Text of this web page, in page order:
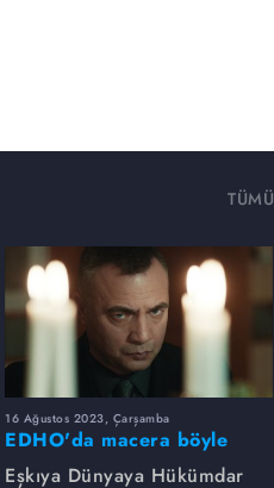
TÜMÜ
16 Ağustos 2023, Çarşamba
EDHO'da macera böyle
başlamıştı...
Eşkıya Dünyaya Hükümdar